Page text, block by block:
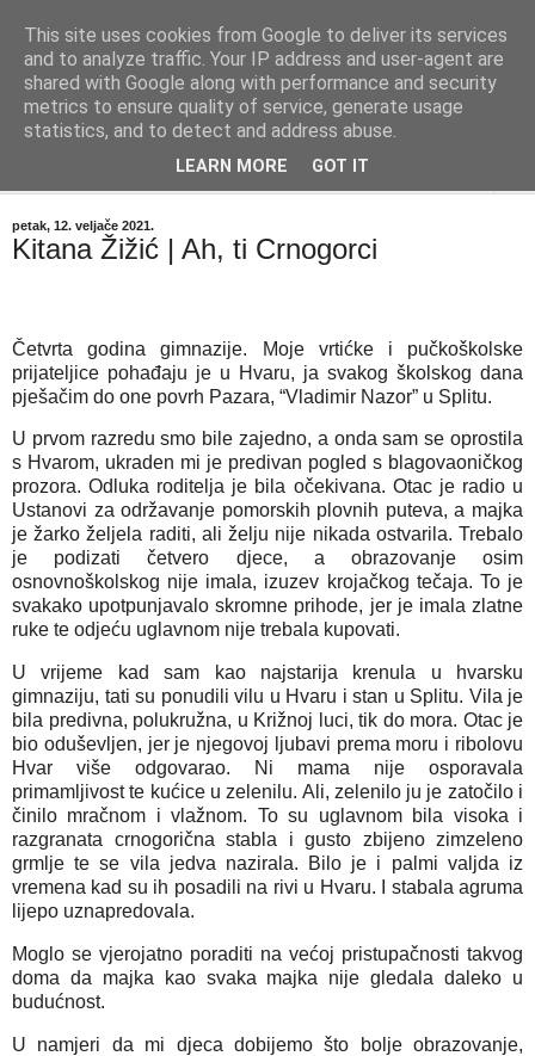
"Kvaka"
Časopis za književnost ISSN 2459-5632
petak, 12. veljače 2021.
Kitana Žižić | Ah, ti Crnogorci
Četvrta godina gimnazije. Moje vrtićke i pučkoškolske
prijateljice pohađaju je u Hvaru, ja svakog školskog dana
pješačim do one povrh Pazara, “Vladimir Nazor” u Splitu.
U prvom razredu smo bile zajedno, a onda sam se oprostila
s Hvarom, ukraden mi je predivan pogled s blagovaoničkog
prozora. Odluka roditelja je bila očekivana. Otac je radio u
Ustanovi za održavanje pomorskih plovnih puteva, a majka
je žarko željela raditi, ali želju nije nikada ostvarila. Trebalo
je podizati četvero djece, a obrazovanje osim
osnovnoškolskog nije imala, izuzev krojačkog tečaja. To je
svakako upotpunjavalo skromne prihode, jer je imala zlatne
ruke te odjeću uglavnom nije trebala kupovati.
U vrijeme kad sam kao najstarija krenula u hvarsku
gimnaziju, tati su ponudili vilu u Hvaru i stan u Splitu. Vila je
bila predivna, polukružna, u Križnoj luci, tik do mora. Otac je
bio oduševljen, jer je njegovoj ljubavi prema moru i ribolovu
Hvar više odgovarao. Ni mama nije osporavala
primamljivost te kućice u zelenilu. Ali, zelenilo ju je zatočilo i
činilo mračnom i vlažnom. To su uglavnom bila visoka i
razgranata crnogorična stabla i gusto zbijeno zimzeleno
grmlje te se vila jedva nazirala. Bilo je i palmi valjda iz
vremena kad su ih posadili na rivi u Hvaru. I stabala agruma
lijepo uznapredovala.
Moglo se vjerojatno poraditi na većoj pristupačnosti takvog
doma da majka kao svaka majka nije gledala daleko u
budućnost.
U namjeri da mi djeca dobijemo što bolje obrazovanje,
This site uses cookies from Google to deliver its services
and to analyze traffic. Your IP address and user-agent are
shared with Google along with performance and security
metrics to ensure quality of service, generate usage
statistics, and to detect and address abuse.
LEARN MORE GOT IT